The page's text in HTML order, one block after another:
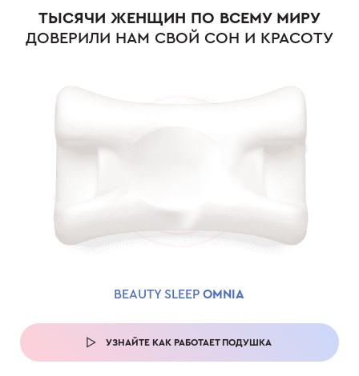
ТЫСЯЧИ ЖЕНЩИН ПО ВСЕМУ МИРУ
ДОВЕРИЛИ НАМ СВОЙ СОН И КРАСОТУ
BEAUTY SLEEPOMNIA
УЗНАЙТЕ КАК РАБОТАЕТ ПОДУШКА